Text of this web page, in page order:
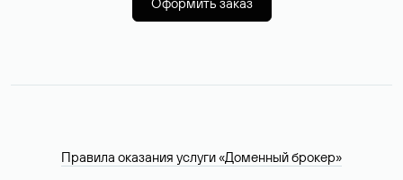
Правила оказания услуги «Доменный брокер»